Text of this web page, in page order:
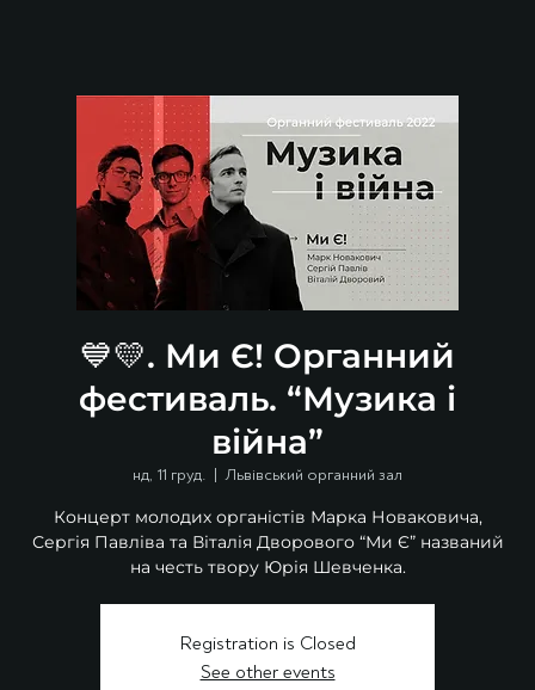
💙💛. Ми Є! Органний
фестиваль. “Музика і
війна”
нд, 11 груд.
  |
Львівський органний зал
Концерт молодих органістів Марка Новаковича,
Сергія Павліва та Віталія Дворового “Ми Є” названий
на честь твору Юрія Шевченка.
Registration is Closed
See other events